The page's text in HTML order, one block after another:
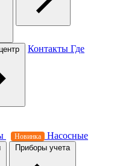
Контакты Где
Новинка
Насосные
Приборы учета